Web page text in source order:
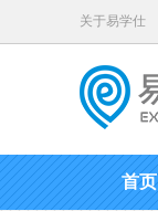
关于易学仕
首页